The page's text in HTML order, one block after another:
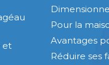
et
Pour la
Avantages
Réduire ses